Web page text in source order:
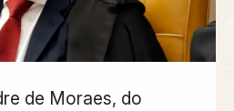
de Moraes, do